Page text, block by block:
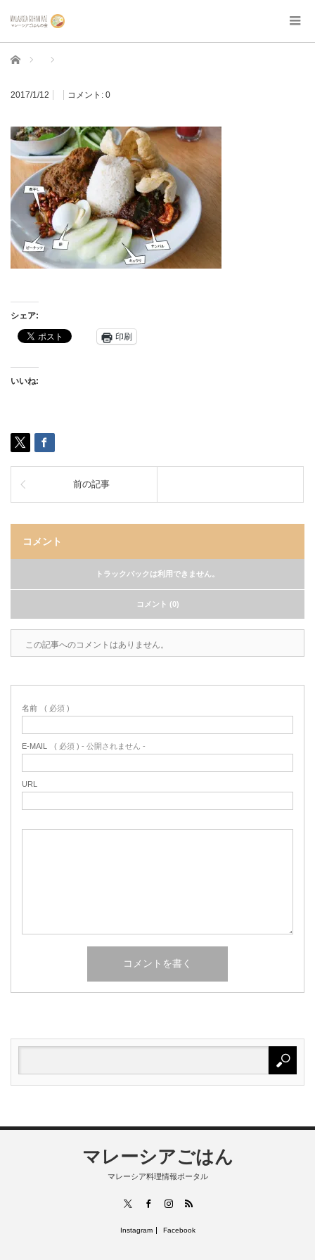
ホーム
2017/1/12 コメント: 0
シェア:
印刷
いいね:
前の記事
コメント
トラックバックは利用できません。
コメント (0)
この記事へのコメントはありません。
名前 ( 必須 )
E-MAIL ( 必須 ) - 公開されません -
URL
マレーシアごはん
マレーシア料理情報ポータル
FacebookInstagram
RSS
Instagram Facebook